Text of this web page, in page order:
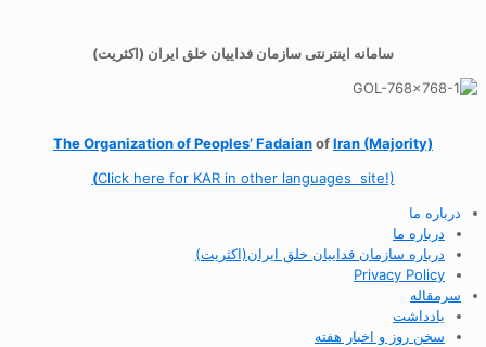
سامانه اینترنتی سازمان فداییان خلق ایران (اکثریت)
The Organization ofPeoples’ FadaianofIran (Majority)
(Click here for KAR in other languages site!)
درباره ما
درباره ما
درباره سازمان فداییان خلق ایران(اکثریت)
Privacy Policy
سرمقاله
یادداشت
سخن روز و اخبار هفته